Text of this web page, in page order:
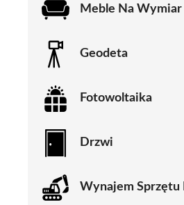
Meble Na Wymiar
Geodeta
Fotowoltaika
Drzwi
Wynajem Sprzętu